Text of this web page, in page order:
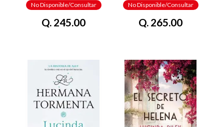
No Disponible/Consultar
Q. 245.00
No Disponible/Consultar
Q. 265.00